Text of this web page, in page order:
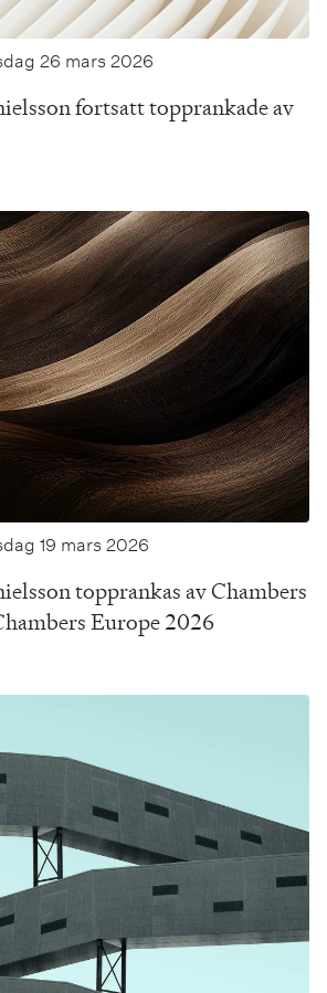
26 mars 2026
fortsatt topprankade av
19 mars 2026
topprankas av Chambers
Europe 2026